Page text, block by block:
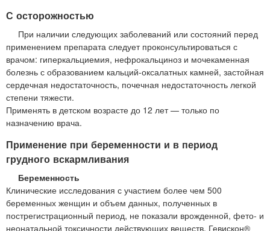
С осторожностью
При наличии следующих заболеваний или состояний перед
применением препарата следует проконсультироваться с
врачом: гиперкальциемия, нефрокальциноз и мочекаменная
болезнь с образованием кальций-оксалатных камней, застойная
сердечная недостаточность, почечная недостаточность легкой
степени тяжести.
Применять в детском возрасте до 12 лет — только по
назначению врача.
Применение при беременности и в период
грудного вскармливания
Беременность
Клинические исследования с участием более чем 500
беременных женщин и объем данных, полученных в
пострегистрационный период, не показали врожденной, фето- и
неонатальной токсичности действующих веществ. Гевискон®